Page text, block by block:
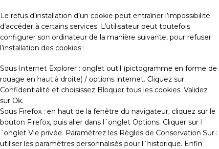
Le refus d’installation d’un cookie peut entraîner l’impossibilité
d’accéder à certains services. L’utilisateur peut toutefois
configurer son ordinateur de la manière suivante, pour refuser
l’installation des cookies :
Sous Internet Explorer : onglet outil (pictogramme en forme de
rouage en haut à droite) / options internet. Cliquez sur
Confidentialité et choisissez Bloquer tous les cookies. Validez
sur Ok.
Sous Firefox : en haut de la fenêtre du navigateur, cliquez sur le
bouton Firefox, puis aller dans l´onglet Options. Cliquer sur l
´onglet Vie privée. Paramétrez les Règles de Conservation Sur :
utiliser les paramètres personnalisés pour l´historique. Enfin